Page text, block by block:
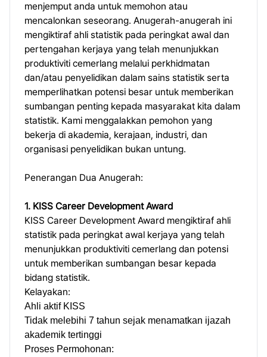
menjemput anda untuk memohon atau
mencalonkan seseorang. Anugerah-anugerah ini
mengiktiraf ahli statistik pada peringkat awal dan
pertengahan kerjaya yang telah menunjukkan
produktiviti cemerlang melalui perkhidmatan
dan/atau penyelidikan dalam sains statistik serta
memperlihatkan potensi besar untuk memberikan
sumbangan penting kepada masyarakat kita dalam
statistik. Kami menggalakkan pemohon yang
bekerja di akademia, kerajaan, industri, dan
organisasi penyelidikan bukan untung.
Penerangan Dua Anugerah:
1. KISS Career Development Award
KISS Career Development Award mengiktiraf ahli
statistik pada peringkat awal kerjaya yang telah
menunjukkan produktiviti cemerlang dan potensi
untuk memberikan sumbangan besar kepada
bidang statistik.
Kelayakan:
Ahli aktif KISS
Tidak melebihi 7 tahun sejak menamatkan ijazah
akademik tertinggi
Proses Permohonan: